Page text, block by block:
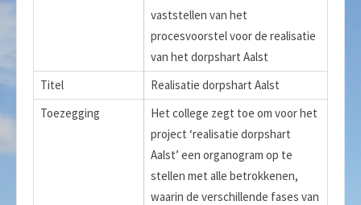
vaststellen van het
procesvoorstel voor de realisatie
van het dorpshart Aalst
Titel
Realisatie dorpshart Aalst
Toezegging
Het college zegt toe om voor het
project ‘realisatie dorpshart
Aalst’ een organogram op te
stellen met alle betrokkenen,
waarin de verschillende fases van